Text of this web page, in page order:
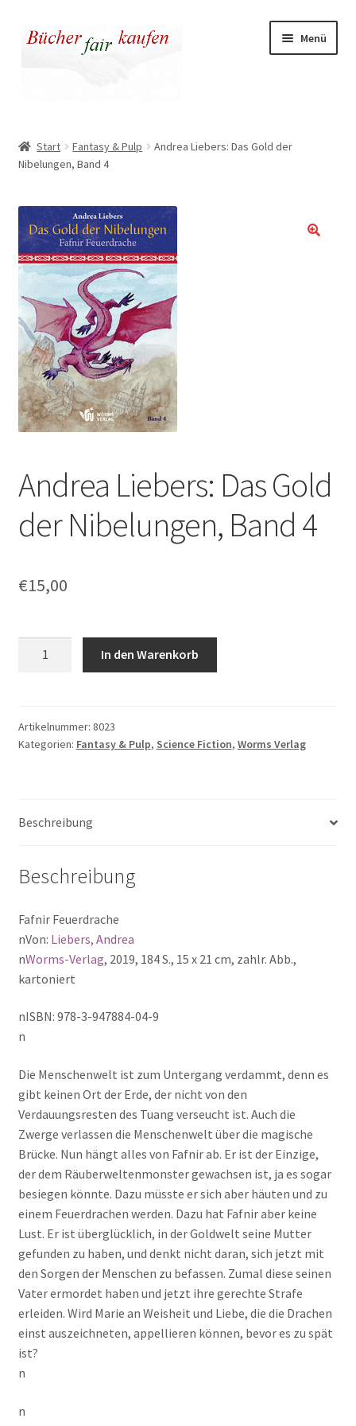
Zur
Navigation
Zum
Inhalt
Menü
Kasse
Warenkorb
Warum fair kaufen
Start Fantasy & Pulp
Andrea Liebers: Das Gold der
Nibelungen, Band 4
Andrea Liebers: Das Gold
der Nibelungen, Band 4
€15,00
der
Nibelungen,
In den Warenkorb
Artikelnummer: 8023
Kategorien: Fantasy & Pulp, Science Fiction, Worms Verlag
Beschreibung
Beschreibung
Fafnir Feuerdrache
nVon: Liebers, Andrea
nWorms-Verlag, 2019, 184 S., 15 x 21 cm, zahlr. Abb.,
kartoniert
nISBN: 978-3-947884-04-9
n
Die Menschenwelt ist zum Untergang verdammt, denn es
gibt keinen Ort der Erde, der nicht von den
Verdauungsresten des Tuang verseucht ist. Auch die
Zwerge verlassen die Menschenwelt über die magische
Brücke. Nun hängt alles von Fafnir ab. Er ist der Einzige,
der dem Räuberweltenmonster gewachsen ist, ja es sogar
besiegen könnte. Dazu müsste er sich aber häuten und zu
einem Feuerdrachen werden. Dazu hat Fafnir aber keine
Lust. Er ist überglücklich, in der Goldwelt seine Mutter
gefunden zu haben, und denkt nicht daran, sich jetzt mit
den Sorgen der Menschen zu befassen. Zumal diese seinen
Vater ermordet haben und jetzt ihre gerechte Strafe
erleiden. Wird Marie an Weisheit und Liebe, die die Drachen
einst auszeichneten, appellieren können, bevor es zu spät
ist?
n
n